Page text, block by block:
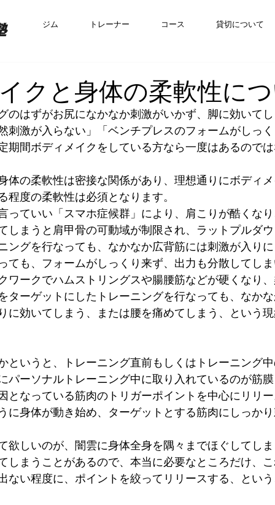
ジム トレーナー コース 貸切について
クと身体の柔軟性に
のはずがお尻になかなか刺激がいかず、脚に効いて
刺激が入らない」「ベンチプレスのフォームがしっ
期間ボディメイクをしている方なら一度はあるので
体の柔軟性は密接な関係があり、理想通りにボディ
程度の柔軟性は必須となります。
っていい「スマホ症候群」により、肩こりが酷くな
しまうと肩甲骨の可動域が制限され、ラットプルダ
ングを行なっても、なかなか広背筋には刺激が入りに
ても、フォームがしっくり来ず、出力も分散してしま
ワークでハムストリングスや腸腰筋などが硬くなり
ターゲットにしたトレーニングを行なっても、なか
に効いてしまう、または腰を痛めてしまう、という
というと、トレーニング直前もしくはトレーニング
パーソナルトレーニング中に取り入れているのが筋膜
となっている筋肉のトリガーポイントを中心にリリー
に身体が動き始め、ターゲットとする筋肉にしっか
欲しいのが、闇雲に身体全身を隅々までほぐしてし
しまうことがあるので、本当に必要なところだけ、
ない程度に、ポイントを絞ってリリースする、という